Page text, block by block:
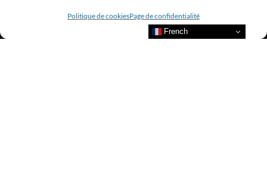
Politique de cookiesPage de confidentialité
French